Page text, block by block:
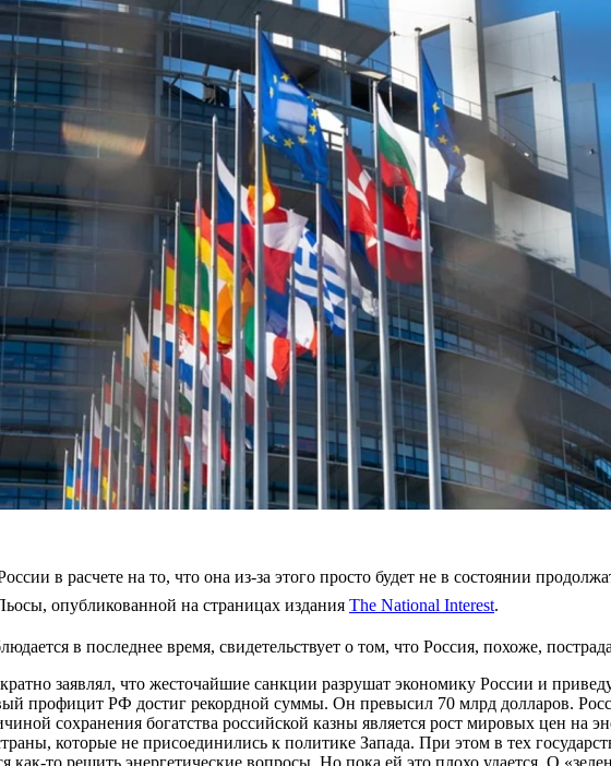
в расчете на то, что она из-за этого просто будет не в состоянии
опубликованной на страницах издания The National Interest.
в последнее время, свидетельствует о том, что Россия, похоже,
заявлял, что жесточайшие санкции разрушат экономику России и
профицит РФ достиг рекордной суммы. Он превысил 70 млрд долларов.
сохранения богатства российской казны является рост мировых цен на
которые не присоединились к политике Запада. При этом в тех
как-то решить энергетические вопросы. Но пока ей это плохо удается. О